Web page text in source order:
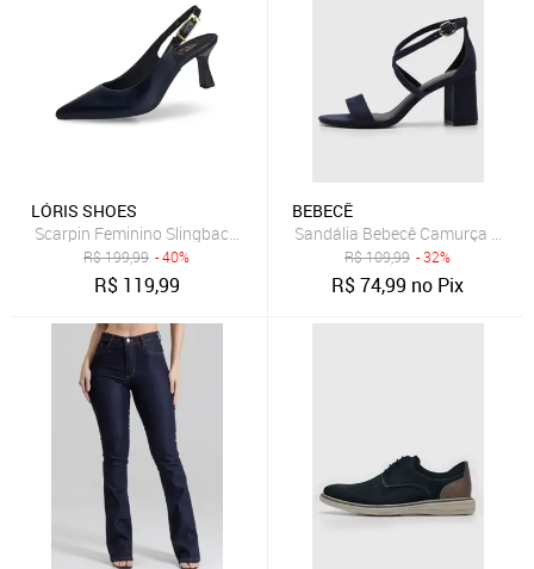
LÓRIS SHOES
Scarpin Feminino Slingback Salto Fino Médio Com Fivela No
R$199,99 - 40%
R$ 119,99
BEBECÊ
Sandália Bebecê Camurça
R$109,99 - 32%
R$74,99 no Pix